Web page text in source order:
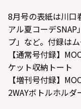
8月号の表紙は川口
アル夏コーデ
プ」など。付録は
【通常号付録】
ケット収納トート
【増刊号付録】
2WAYボトルホルダ